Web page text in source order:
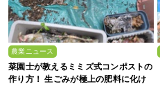
農業ニュース
菜園士が教えるミミズ式コンポストの
作り方！ 生ごみが極上の肥料に化け